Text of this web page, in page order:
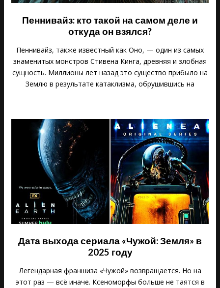
Пеннивайз: кто такой на самом деле и
откуда он взялся?
Пеннивайз, также известный как Оно, — один из самых
знаменитых монстров Стивена Кинга, древняя и злобная
сущность. Миллионы лет назад это существо прибыло на
Землю в результате катаклизма, обрушившись на
Дата выхода сериала «Чужой: Земля» в
2025 году
Легендарная франшиза «Чужой» возвращается. Но на
этот раз — всё иначе. Ксеноморфы больше не таятся в